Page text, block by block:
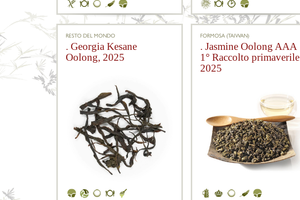
RESTO DEL MONDO
. Georgia Kesane
Oolong, 2025
FORMOSA (TAIWAN)
. Jasmine Oolong AAA
1° Raccolto primaverile
2025